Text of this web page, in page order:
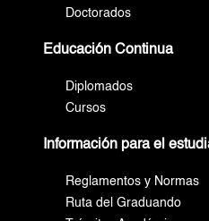
Doctorados
Educación Continua
Diplomados
Cursos
Información para el
Reglamentos y Normas
Ruta del Graduando